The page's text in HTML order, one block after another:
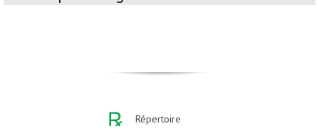
Répertoire